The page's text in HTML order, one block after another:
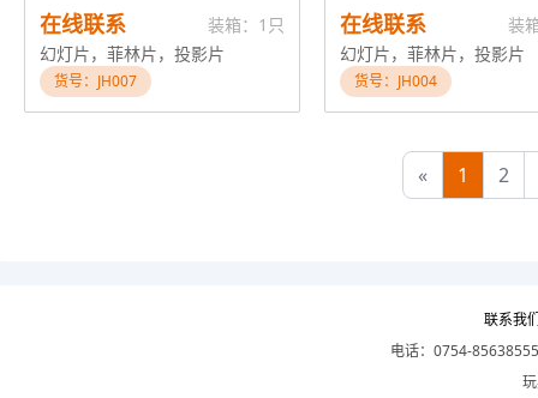
在线联系
装箱：1只
幻灯片，菲林片，投影片
货号：JH007
在线联系
装
幻灯片，菲林片，投影片
货号：JH004
« 1 2
联系我
电话：0754-